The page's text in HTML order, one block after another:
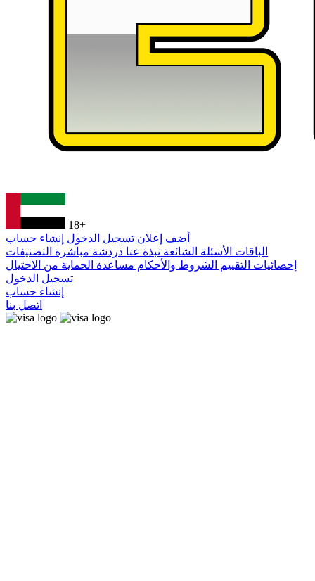
18+
أضف إعلان تسجيل الدخول إنشاء حساب
الباقات الأسئلة الشائعة نبذة عنا دردشة مباشرة التصنيفات
إحصائيات التقييم
الشروط والأحكام مساعدة الحماية من الاحتيال
تسجيل الدخول
إنشاء حساب
اتصل بنا